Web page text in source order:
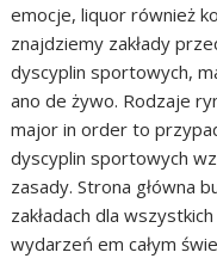
emocje, liquor również
znajdziemy zakłady
dyscyplin sportowych,
ano de żywo. Rodzaje
major in order to
dyscyplin sportowych
zasady. Strona główna
zakładach dla
wydarzeń em całym